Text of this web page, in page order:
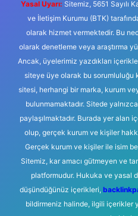
Yasal Uyarı: Sitemiz, 5651 Sayılı
ve İletişim Kurumu (BTK)
olarak hizmet vermektedir. Bu
olarak denetleme veya araştırma
Ancak, üyelerimiz yazdıkları
siteye üye olarak bu sorumluluğu
sitesi, herhangi bir marka, kurum
bulunmamaktadır. Sitede
paylaşılmaktadır. Burada yer alan
olup, gerçek kurum ve kişiler
Gerçek kurum ve kişiler ile isim
Sitemiz, kar amacı gütmeyen ve
platformudur. Hukuka ve yasal
düşündüğünüz içerikleri,
bildirmeniz halinde, ilgili içerikler